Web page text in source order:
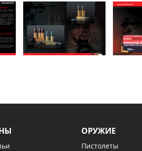
ОРУЖИЕ
Пистолеты